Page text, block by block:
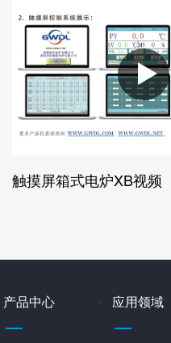
触摸屏箱式电炉XB视频
产品中心 应用领域